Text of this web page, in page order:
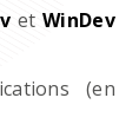
et WinDev
(en